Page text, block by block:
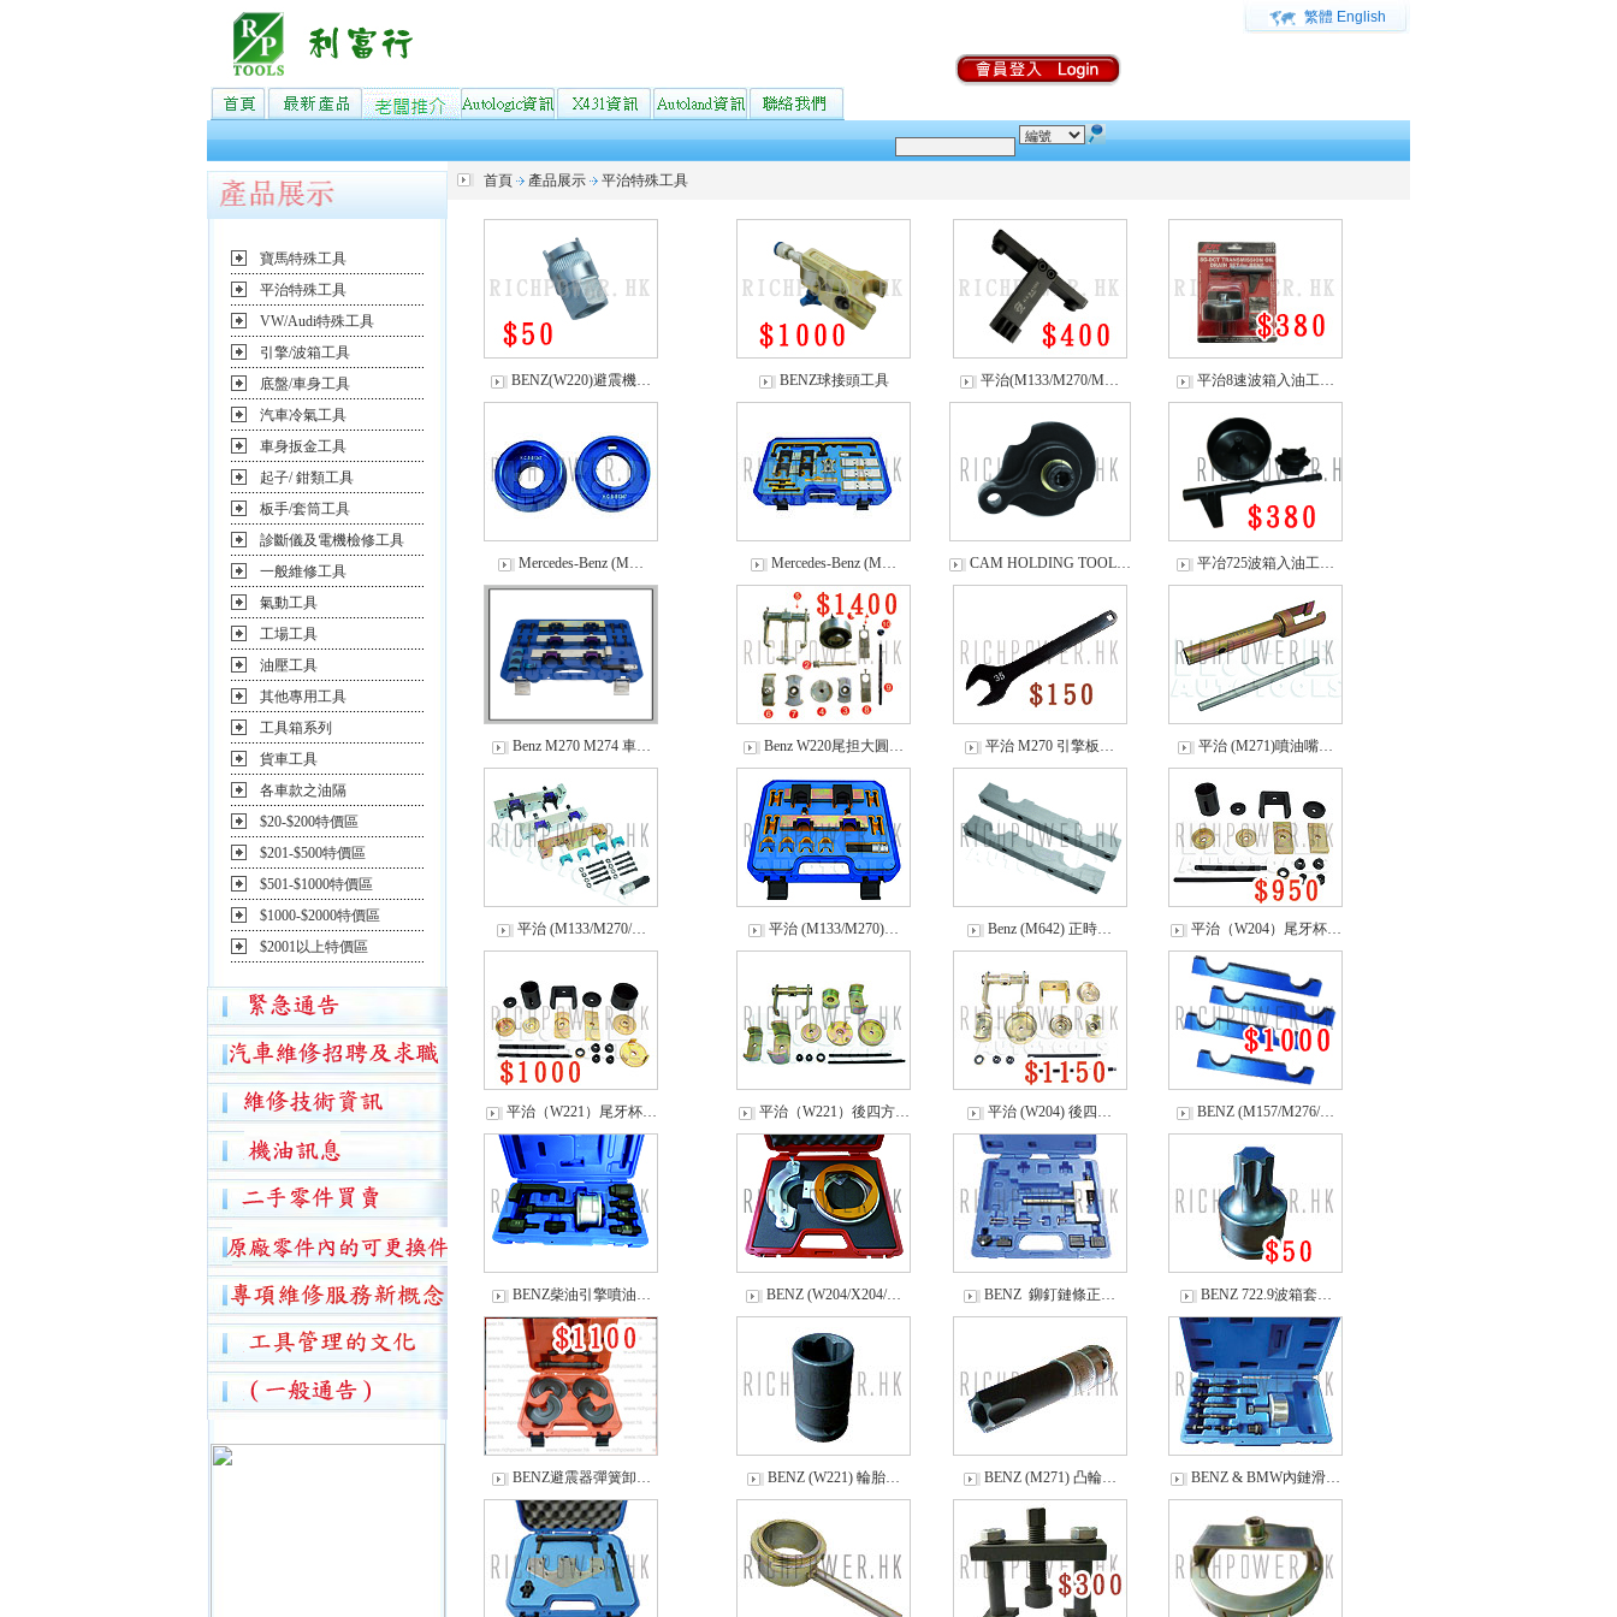
繁體 English
寶馬特殊工具
平治特殊工具
VW/Audi特殊工具
引擎/波箱工具
底盤/車身工具
汽車冷氣工具
車身扳金工具
起子/ 鉗類工具
板手/套筒工具
診斷儀及電機檢修工具
一般維修工具
氣動工具
工場工具
油壓工具
其他專用工具
工具箱系列
貨車工具
各車款之油隔
$20-$200特價區
$201-$500特價區
$501-$1000特價區
$1000-$2000特價區
$2001以上特價區
首頁 產品展示 平治特殊工具
BENZ(W220)避震機… BENZ球接頭工具 平治(M133/M270/M… 平治8速波箱入油工…
Mercedes-Benz (M… Mercedes-Benz (M… CAM HOLDING TOOL… 平冶725波箱入油工…
Benz M270 M274 車… Benz W220尾担大圓… 平治 M270 引擎板… 平治 (M271)噴油嘴…
平治 (M133/M270/… 平治 (M133/M270)… Benz (M642) 正時… 平治（W204）尾牙杯…
平治（W221）尾牙杯… 平治（W221）後四方… 平治 (W204) 後四… BENZ (M157/M276/…
BENZ柴油引擎噴油… BENZ (W204/X204/… BENZ 鉚釘鏈條正… BENZ 722.9波箱套…
BENZ避震器彈簧卸… BENZ (W221) 輪胎… BENZ (M271) 凸輪… BENZ & BMW內鏈滑…